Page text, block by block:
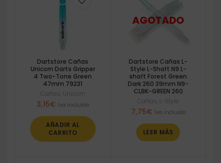
Dartstore Cañas
Unicorn Darts Gripper
4 Two-Tone Green
47mm 79231
Cañas Unicorn
3,15€ Iva incluido
AÑADIR AL
CARRITO
Dartstore Cañas L-
Style L-Shaft N9 L-
shaft Forest Green
Dark 260 39mm N9-
CLBK-GREEN 260
Cañas L-Style
7,75€ Iva incluido
LEER MÁS